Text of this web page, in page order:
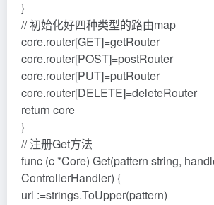
}
// 初始化好四种类型的路由map
core.router[GET]=getRouter
core.router[POST]=postRouter
core.router[PUT]=putRouter
core.router[DELETE]=deleteRouter
return core
}
// 注册Get方法
func (c *Core) Get(pattern string,
ControllerHandler) {
url :=strings.ToUpper(pattern)